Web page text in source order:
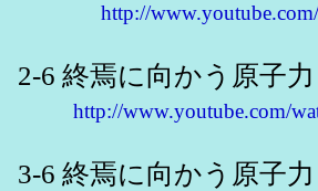
http://
2-6 終焉に向かう原子
http://www.youtube.com/
3-6 終焉に向かう原子